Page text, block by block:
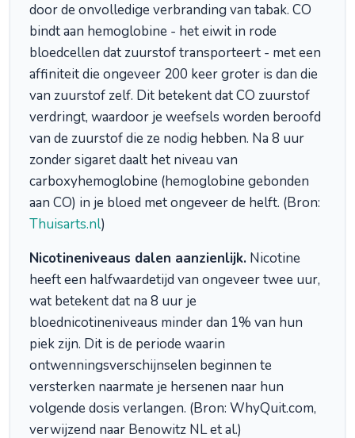
door de onvolledige verbranding van tabak. CO
bindt aan hemoglobine - het eiwit in rode
bloedcellen dat zuurstof transporteert - met een
affiniteit die ongeveer 200 keer groter is dan die
van zuurstof zelf. Dit betekent dat CO zuurstof
verdringt, waardoor je weefsels worden beroofd
van de zuurstof die ze nodig hebben. Na 8 uur
zonder sigaret daalt het niveau van
carboxyhemoglobine (hemoglobine gebonden
aan CO) in je bloed met ongeveer de helft. (Bron:
Thuisarts.nl)
Nicotineniveaus dalen aanzienlijk. Nicotine
heeft een halfwaardetijd van ongeveer twee uur,
wat betekent dat na 8 uur je
bloednicotineniveaus minder dan 1% van hun
piek zijn. Dit is de periode waarin
ontwenningsverschijnselen beginnen te
versterken naarmate je hersenen naar hun
volgende dosis verlangen. (Bron: WhyQuit.com,
verwijzend naar Benowitz NL et al.)